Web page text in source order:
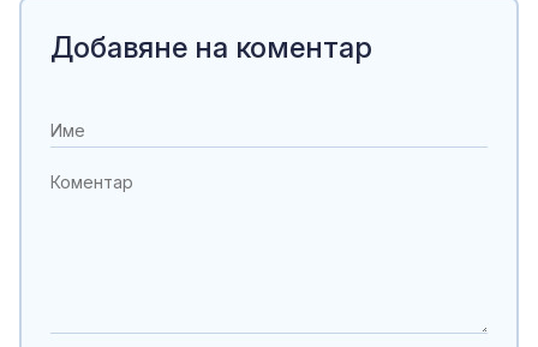
Добавяне на коментар